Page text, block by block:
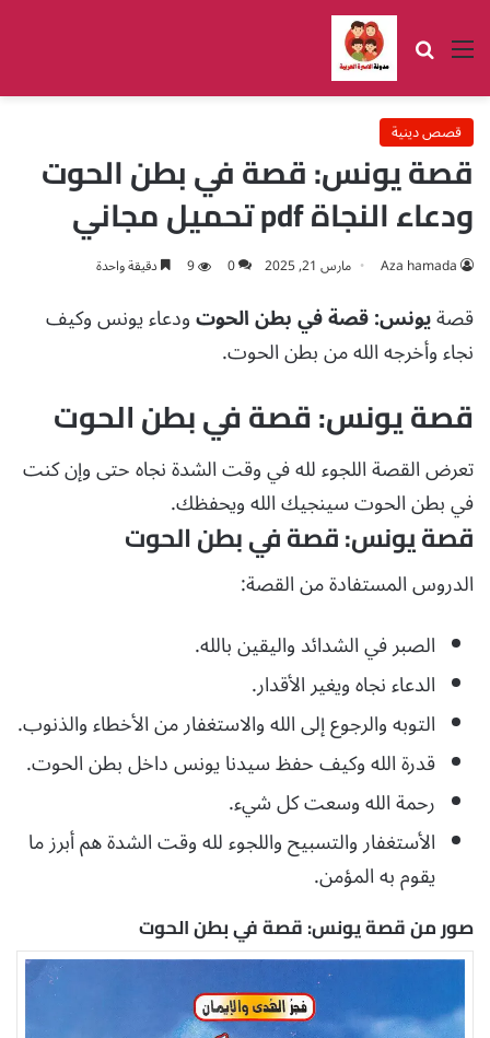
القائمة بحث عن
قصص دينية
قصة يونس: قصة في بطن الحوت
ودعاء النجاة pdf تحميل مجاني
Aza hamada مارس 21, 2025 0
9 دقيقة واحدة
قصةيونس: قصة في بطن الحوتودعاء يونس وكيف
نجاء وأخرجه الله من بطن الحوت.
قصة يونس: قصة في بطن الحوت
تعرض القصة اللجوء لله في وقت الشدة نجاه حتى وإن كنت
في بطن الحوت سينجيك الله ويحفظك.
قصة يونس: قصة في بطن الحوت
الدروس المستفادة من القصة:
الصبر في الشدائد واليقين بالله.
الدعاء نجاه ويغير الأقدار.
التوبه والرجوع إلى الله والاستغفار من الأخطاء والذنوب.
قدرة الله وكيف حفظ سيدنا يونس داخل بطن الحوت.
رحمة الله وسعت كل شيء.
الأستغفار والتسبيح واللجوء لله وقت الشدة هم أبرز ما
يقوم به المؤمن.
صور من قصة يونس: قصة في بطن الحوت